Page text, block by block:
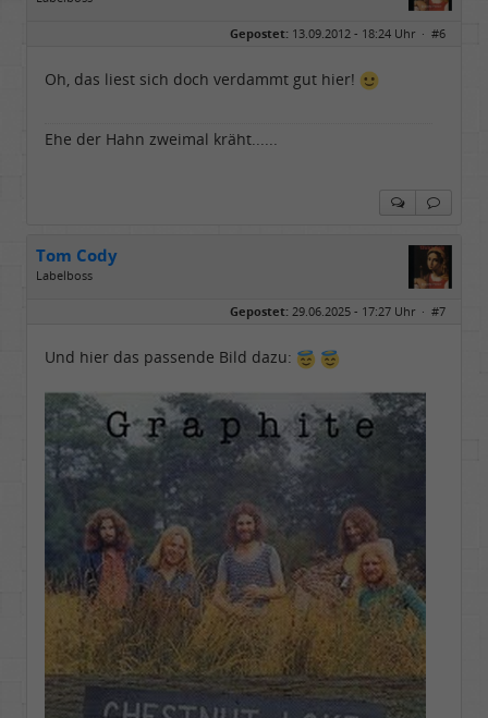
Dabei seit:
11 / 2006
Gepostet: 13.09.2012 - 18:24 Uhr · #6
Oh, das liest sich doch verdammt gut hier!
Ehe der Hahn zweimal kräht......
Tom Cody
Labelboss
Dabei seit:
11 / 2006
Gepostet: 29.06.2025 - 17:27 Uhr · #7
Und hier das passende Bild dazu: